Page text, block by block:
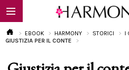
EBOOK
EBOOK HARMONY STORICI
I
GIUSTIZIA PER IL CONTE